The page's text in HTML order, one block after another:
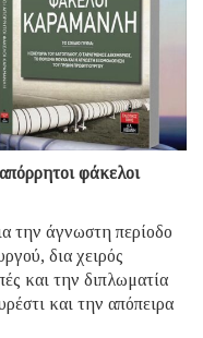
φάκελοι
την άγνωστη περίοδο
δια χειρός
και την διπλωματία
και την απόπειρα